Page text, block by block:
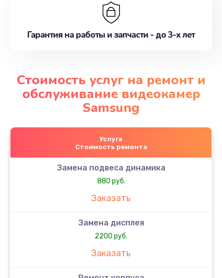
Гарантия на работы и запчасти - до 3-х лет
Стоимость услуг на ремонт и
обслуживание видеокамер
Samsung
Услуга
Стоимость ремонта
Замена подвеса динамика
880 руб.
Заказать
Замена дисплея
2200 руб.
Заказать